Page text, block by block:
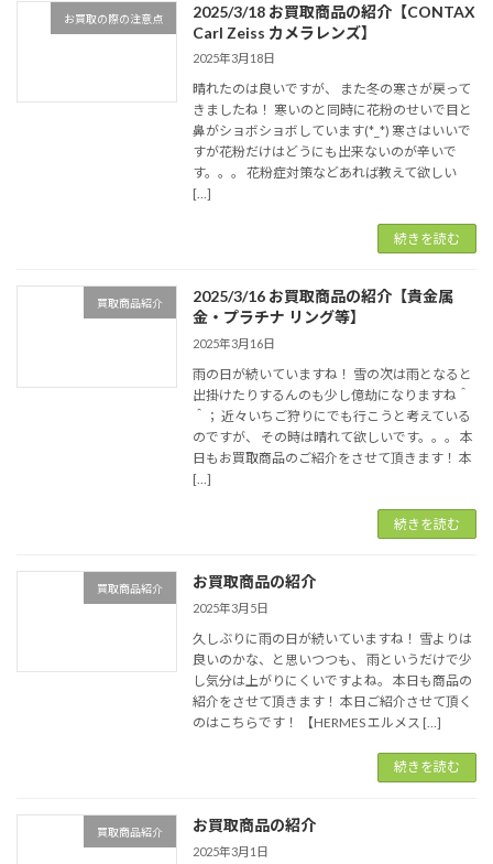
お買取の際の注意点
2025/3/18 お買取商品の紹介【CONTAX
Carl Zeiss カメラレンズ】
2025年3月18日
晴れたのは良いですが、 また冬の寒さが戻って
きましたね！ 寒いのと同時に花粉のせいで目と
鼻がショボショボしています(*_*) 寒さはいいで
すが花粉だけはどうにも出来ないのが辛いで
す。。。 花粉症対策などあれば教えて欲しい
[…]
続きを読む
買取商品紹介
2025/3/16 お買取商品の紹介【貴金属
金・プラチナ リング等】
2025年3月16日
雨の日が続いていますね！ 雪の次は雨となると
出掛けたりするんのも少し億劫になりますね＾
＾； 近々いちご狩りにでも行こうと考えている
のですが、 その時は晴れて欲しいです。。。 本
日もお買取商品のご紹介をさせて頂きます！ 本
[…]
続きを読む
買取商品紹介 お買取商品の紹介
2025年3月5日
久しぶりに雨の日が続いていますね！ 雪よりは
良いのかな、と思いつつも、 雨というだけで少
し気分は上がりにくいですよね。 本日も商品の
紹介をさせて頂きます！ 本日ご紹介させて頂く
のはこちらです！ 【HERMES エルメス […]
続きを読む
買取商品紹介 お買取商品の紹介
2025年3月1日